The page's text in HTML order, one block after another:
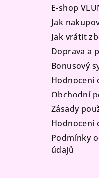
E-shop
Jak
Jak vrátit
Doprava a
Bonusový
Hodnocení
Obchodní
Zásady
Hodnocení
Podmínky
údajů